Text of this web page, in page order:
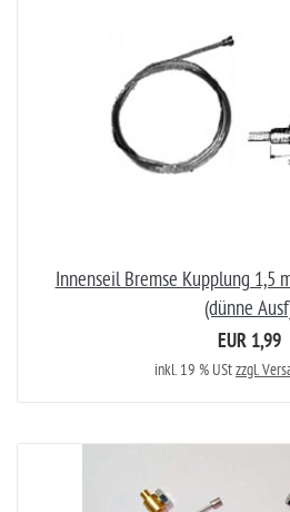
Innenseil Bremse Kupplung 1,5
(dünne
EUR 1,99
inkl. 19 % UStzzgl.